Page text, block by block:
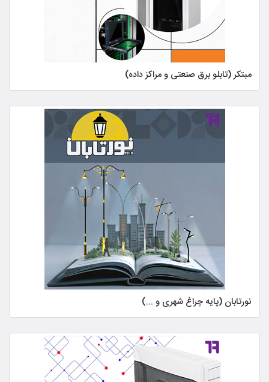
مبتکر (تابلو برق صنعتی و مراکز داده)
نورتابان (پایه چراغ شهری و ...)